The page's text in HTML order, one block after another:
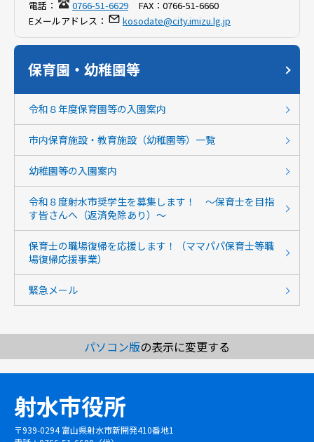
電話：
0766-51-6629 FAX： 0766-51-6660
Eメールアドレス：
kosodate@city.imizu.lg.jp
保育園・幼稚園等
令和８年度保育園等の入園案内
市内保育施設・教育施設（幼稚園等）一覧
幼稚園等の入園案内
令和８度射水市奨学生を募集します！ ～保育士を目指
す皆さんへ（返済免除あり）～
保育士の職場復帰を応援します！（ママパパ保育士等職
場復帰応援事業）
緊急メール
パソコン版の表示に変更する
射水市役所
〒939-0294 富山県射水市新開発410番地1